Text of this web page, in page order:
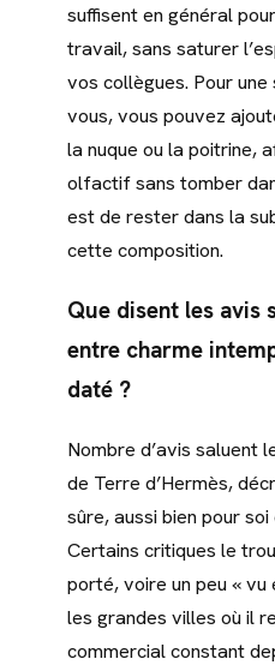
suffisent en général
travail, sans saturer
vos collègues. Pour
vous, vous pouvez
la nuque ou la poitrine,
olfactif sans tomber
est de rester dans la
cette composition.
Que disent les avis
entre charme
daté ?
Nombre d’avis saluent
de Terre d’Hermès,
sûre, aussi bien pour
Certains critiques le
porté, voire un peu «
les grandes villes où il
commercial constant